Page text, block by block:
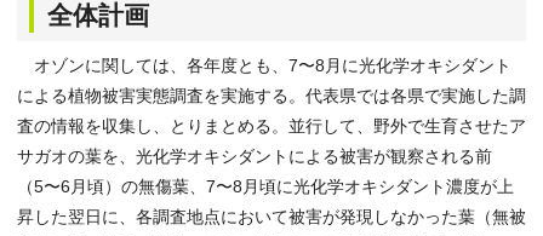
全体計画
オゾンに関しては、各年度とも、7〜8月に光化学オキシダント
による植物被害実態調査を実施する。代表県では各県で実施した調
査の情報を収集し、とりまとめる。並行して、野外で生育させたア
サガオの葉を、光化学オキシダントによる被害が観察される前
（5〜6月頃）の無傷葉、7〜8月頃に光化学オキシダント濃度が上
昇した翌日に、各調査地点において被害が発現しなかった葉（無被